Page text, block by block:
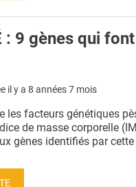
: 9 gènes qui
il y a 8 années 7 mois
les facteurs génétiques
de masse corporelle
gènes identifiés par cette